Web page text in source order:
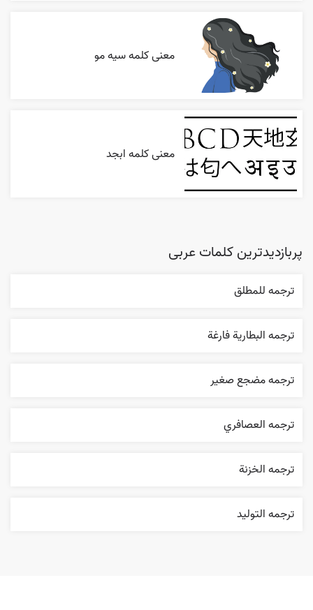
معنی کلمه سیه مو
معنی کلمه ابجد
پربازدیدترین کلمات عربی
ترجمه للمطلق
ترجمه البطارية فارغة
ترجمه مضجع صغير
ترجمه العصافري
ترجمه الخزنة
ترجمه التوليد